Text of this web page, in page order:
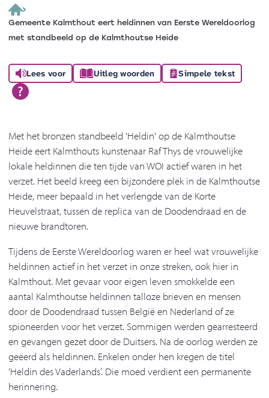
Gemeente Kalmthout eert heldinnen van Eerste Wereldoorlog
met standbeeld op de Kalmthoutse Heide
Lees voor Uitleg woorden Simpele tekst
Met het bronzen standbeeld 'Heldin' op de Kalmthoutse
Heide eert Kalmthouts kunstenaar Raf Thys de vrouwelijke
lokale heldinnen die ten tijde van WOI actief waren in het
verzet. Het beeld kreeg een bijzondere plek in de Kalmthoutse
Heide, meer bepaald in het verlengde van de Korte
Heuvelstraat, tussen de replica van de Doodendraad en de
nieuwe brandtoren.
Tijdens de Eerste Wereldoorlog waren er heel wat vrouwelijke
heldinnen actief in het verzet in onze streken, ook hier in
Kalmthout. Met gevaar voor eigen leven smokkelde een
aantal Kalmthoutse heldinnen talloze brieven en mensen
door de Doodendraad tussen België en Nederland of ze
spioneerden voor het verzet. Sommigen werden gearresteerd
en gevangen gezet door de Duitsers. Na de oorlog werden ze
geëerd als heldinnen. Enkelen onder hen kregen de titel
‘Heldin des Vaderlands’. Die moed verdient een permanente
herinnering.